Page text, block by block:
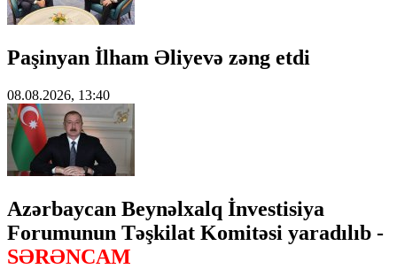
Paşinyan İlham Əliyevə zəng etdi
08.08.2026, 13:40
Azərbaycan Beynəlxalq İnvestisiya
Forumunun Təşkilat Komitəsi yaradılıb -
SƏRƏNCAM